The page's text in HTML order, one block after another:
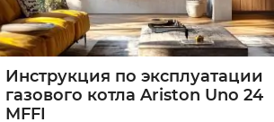
Инструкция по эксплуатации
газового котла Ariston Uno 24
MFFI